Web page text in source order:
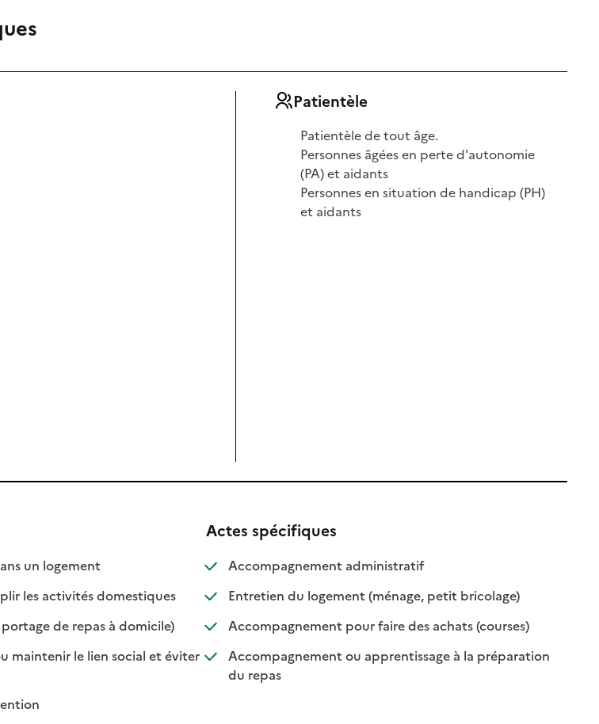
Patientèle
Patientèle de tout âge.
Personnes âgées en perte d'autonomie
(PA) et aidants
Personnes en situation de handicap (PH)
et aidants
un logement: disponible
: non disponible
les activités domestiques: disponible
: non disponible
de repas à domicile): disponible
: non disponible
maintenir le lien social et éviter
: disponible
: non disponible
Actes spécifiques
Accompagnement administratif: disponible
: non disponible
Entretien du logement (ménage, petit bricolage): disponible
: non disponible
Accompagnement pour faire des achats (courses): disponible
: non
Accompagnement ou apprentissage à la préparation
du repas: disponible
: non disponible